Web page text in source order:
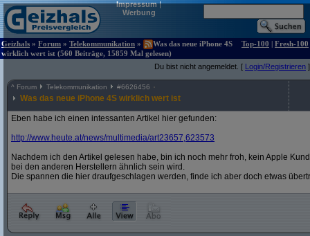
Impressum|
Werbung
Geizhals » Forum » Telekommunikation »
Was das neue iPhone 4S
wirklich wert ist (560 Beiträge, 15859 Mal gelesen)
Top-100 | Fresh-100
Du bist nicht angemeldet. [ Login/Registrieren ]
^ Forum Telekommunikation #6626456
Was das neue iPhone 4S wirklich wert ist
Eben habe ich einen intessanten Artikel hier gefunden:
http://www.heute.at/news/multimedia/art23657,623573
Nachdem ich den Artikel gelesen habe, bin ich noch mehr froh, kein Apple
bei den anderen Herstellern ähnlich sein wird.
Die spannen die hier draufgeschlagen werden, finde ich aber doch etwas